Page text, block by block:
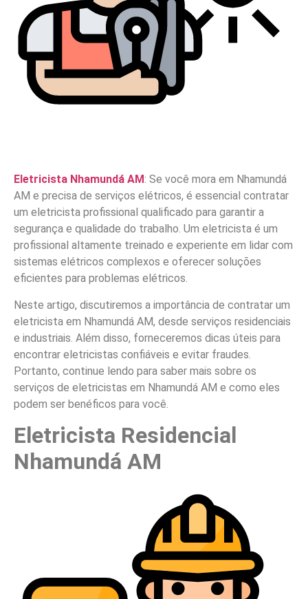
Eletricista Nhamundá AM: Se você mora em Nhamundá
AM e precisa de serviços elétricos, é essencial contratar
um eletricista profissional qualificado para garantir a
segurança e qualidade do trabalho. Um eletricista é um
profissional altamente treinado e experiente em lidar com
sistemas elétricos complexos e oferecer soluções
eficientes para problemas elétricos.
Neste artigo, discutiremos a importância de contratar um
eletricista em Nhamundá AM, desde serviços residenciais
e industriais. Além disso, forneceremos dicas úteis para
encontrar eletricistas confiáveis e evitar fraudes.
Portanto, continue lendo para saber mais sobre os
serviços de eletricistas em Nhamundá AM e como eles
podem ser benéficos para você.
Eletricista Residencial
Nhamundá AM